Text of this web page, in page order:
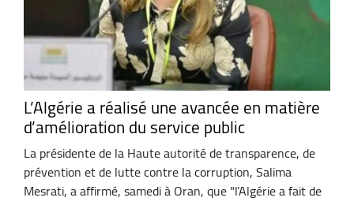
L’Algérie a réalisé une avancée en matière
d’amélioration du service public
La présidente de la Haute autorité de transparence, de
prévention et de lutte contre la corruption, Salima
Mesrati, a affirmé, samedi à Oran, que "l’Algérie a fait de